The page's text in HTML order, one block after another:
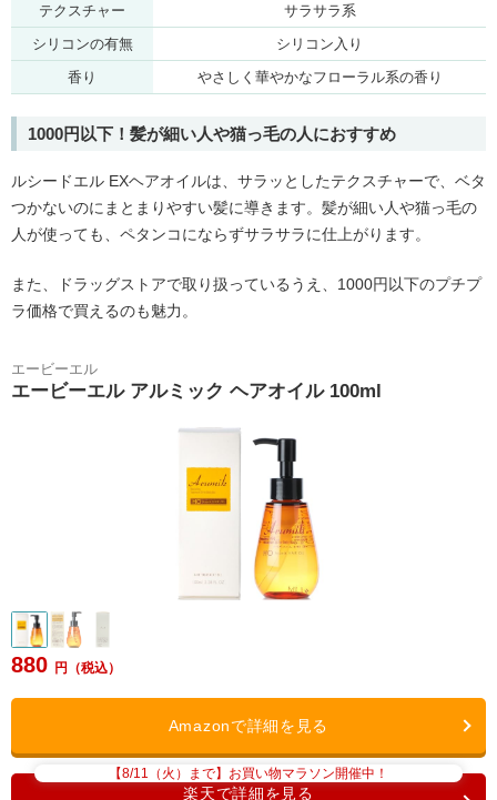
テクスチャー
サラサラ系
シリコンの有無
シリコン入り
香り
やさしく華やかなフローラル系の香り
1000円以下！髪が細い人や猫っ毛の人におすすめ
ルシードエル EXヘアオイルは、サラッとしたテクスチャーで、ベタ
つかないのにまとまりやすい髪に導きます。髪が細い人や猫っ毛の
人が使っても、ペタンコにならずサラサラに仕上がります。
また、ドラッグストアで取り扱っているうえ、1000円以下のプチプ
ラ価格で買えるのも魅力。
エービーエル
エービーエル アルミック ヘアオイル 100ml
880
【8/11（火）まで】お買い物マラソン開催中！